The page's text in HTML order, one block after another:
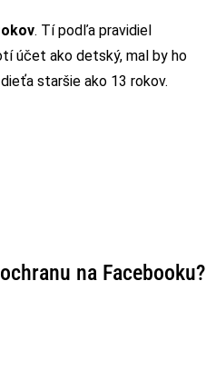
. Tí podľa pravidiel
účet ako detský, mal by ho
staršie ako 13 rokov.
na Facebooku?